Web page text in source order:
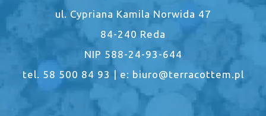
ul. Cypriana Kamila Norwida 47
84-240 Reda
NIP 588-24-93-644
tel. 58 500 84 93 | e: biuro@terracottem.pl